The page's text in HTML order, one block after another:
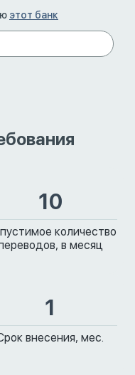
этот банк
10
количество
в месяц
1
внесения, мес.